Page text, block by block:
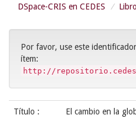
DSpace-CRIS en CEDES
Por favor, use este
ítem:
http://
Título :
El cambio en la